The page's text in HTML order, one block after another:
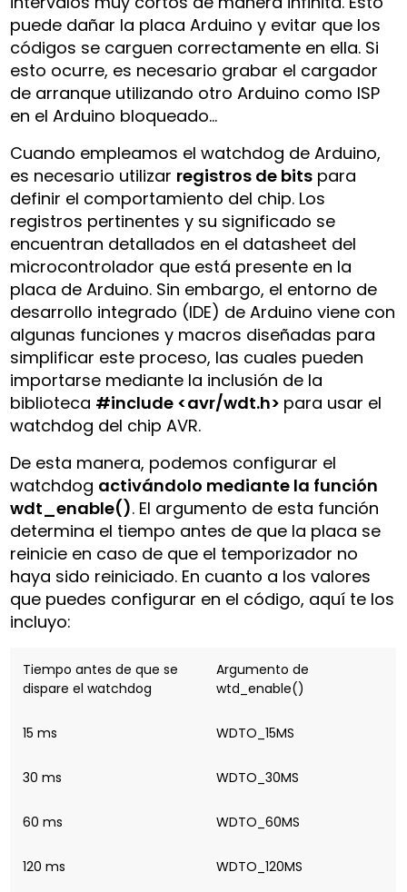
puede dañar la placa Arduino y evitar que los
códigos se carguen correctamente en ella. Si
esto ocurre, es necesario grabar el cargador
de arranque utilizando otro Arduino como ISP
en el Arduino bloqueado…
Cuando empleamos el watchdog de Arduino,
es necesario utilizar registros de bits para
definir el comportamiento del chip. Los
registros pertinentes y su significado se
encuentran detallados en el datasheet del
microcontrolador que está presente en la
placa de Arduino. Sin embargo, el entorno de
desarrollo integrado (IDE) de Arduino viene con
algunas funciones y macros diseñadas para
simplificar este proceso, las cuales pueden
importarse mediante la inclusión de la
biblioteca #include <avr/wdt.h> para usar el
watchdog del chip AVR.
De esta manera, podemos configurar el
watchdog activándolo mediante la función
wdt_enable(). El argumento de esta función
determina el tiempo antes de que la placa se
reinicie en caso de que el temporizador no
haya sido reiniciado. En cuanto a los valores
que puedes configurar en el código, aquí te los
incluyo:
Tiempo antes de que se
dispare el watchdog
Argumento de
wtd_enable()
15 ms WDTO_15MS
30 ms WDTO_30MS
60 ms WDTO_60MS
120 ms WDTO_120MS